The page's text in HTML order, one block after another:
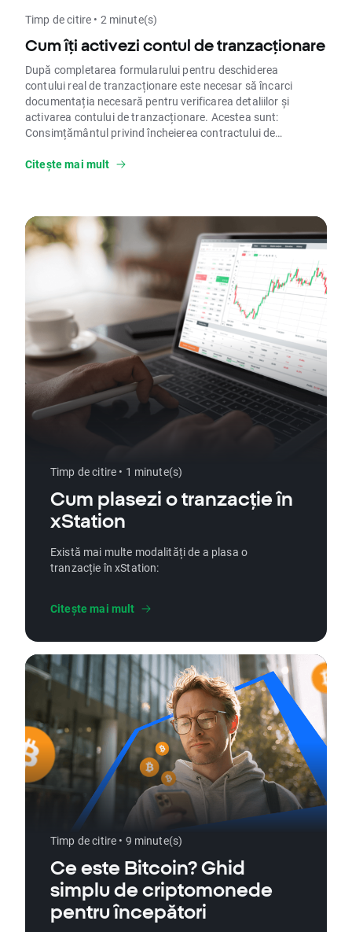
Timp de citire • 2 minute(s)
Cum îți activezi contul de tranzacționare
După completarea formularului pentru deschiderea
contului real de tranzacționare este necesar să încarci
documentația necesară pentru verificarea detaliilor și
activarea contului de tranzacționare. Acestea sunt:
Consimțământul privind încheierea contractului de
copie a cărții de identitate (buletin), Dovada Bancară și
Citește mai mult
Timp de citire • 1 minute(s)
Cum plasezi o tranzacție în
xStation
Există mai multe modalități de a plasa o
tranzacție în xStation:
Citește mai mult
Timp de citire • 9 minute(s)
Ce este Bitcoin? Ghid
simplu de criptomonede
pentru începători